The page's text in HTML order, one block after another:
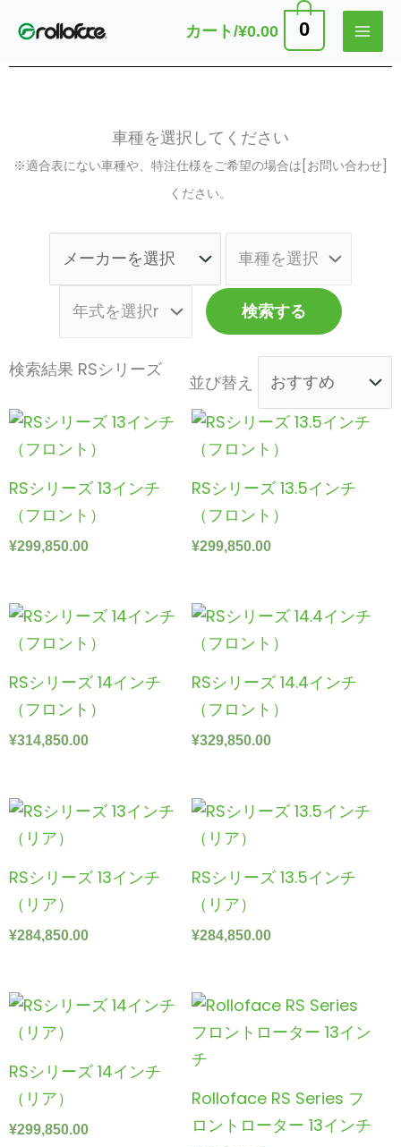
を
カート/¥0.00 0
製品一覧
車種を選択してください
※適合表にない車種や、特注仕様をご希望の場合は[お問い合わせ]
ください。
検索する
検索結果 RSシリーズ
並び替え
RSシリーズ 13インチ
（フロント）
¥299,850.00
RSシリーズ 13.5インチ
（フロント）
¥299,850.00
RSシリーズ 14インチ
（フロント）
¥314,850.00
RSシリーズ 14.4インチ
（フロント）
¥329,850.00
RSシリーズ 13インチ
（リア）
¥284,850.00
RSシリーズ 13.5インチ
（リア）
¥284,850.00
RSシリーズ 14インチ
（リア）
¥299,850.00
Rolloface RS Series フ
ロントローター 13インチ